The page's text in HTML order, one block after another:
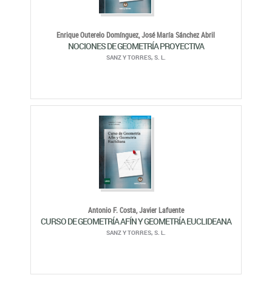
Enrique Outerelo Domínguez,José María Sánchez Abril
NOCIONES DE GEOMETRÍA PROYECTIVA
SANZ Y TORRES, S. L.
Antonio F. Costa,Javier Lafuente
CURSO DE GEOMETRÍA AFÍN Y GEOMETRÍA EUCLIDEANA
SANZ Y TORRES, S. L.